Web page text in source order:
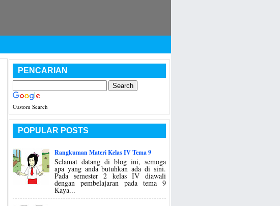
PENCARIAN
Custom Search
POPULAR POSTS
Rangkuman Materi Kelas IV Tema 9
Selamat datang di blog ini, semoga
apa yang anda butuhkan ada di sini.
Pada semester 2 kelas IV diawali
dengan pembelajaran pada tema 9
Kaya...